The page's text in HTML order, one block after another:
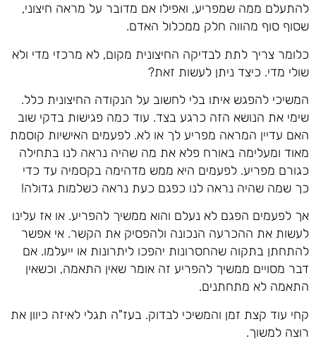
להתעלם ממה שמפריע, ואפילו אם מדובר על מראה חיצוני,
שסוף סוף מהווה חלק ממכלול האדם.
כלומר צריך לתת לבדיקה החיצונית מקום, לא מרכזי מדי ולא
שולי מדי. כיצד ניתן לעשות זאת?
המשיכי להפגש איתו בלי לחשוב על הנקודה החיצונית כלל.
שימי את הנושא הזה כרגע בצד. עוד כמה פגישות בדקי שוב
האם עדיין המראה מפריע לך או לא. לפעמים האישיות קוסמת
מאוד ומעלימה באורח פלא את מה שהיה נראה לנו בתחילה
כגורם מפריע. לפעמים היא ממש מדהימה בקסמיה עד כדי
כך שמה שהיה נראה לנו כפגם כעת נראה כשלמות גדולה!
אך לפעמים הפגם לא נעלם והוא ממשיך להפריע. או אז עלינו
לעשות את ההכרעה הנכונה ולהפסיק את הקשר. אי אפשר
להתחתן בתקוה שהחסרונות יהפכו ליתרונות או ייעלמו. אם
דבר מסויים ממשיך להפריע זה אומר שאין התאמה, וכשאין
התאמה לא מתחתנים.
קחי עוד קצת זמן והמשיכי לבדוק. בעז"ה תגלי לאיזה כיוון את
רוצה למשוך.